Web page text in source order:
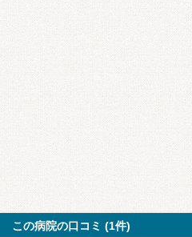
この病院の口コミ (1件)